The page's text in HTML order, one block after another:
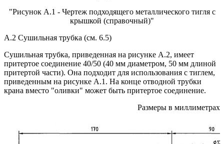
"Рисунок А.1 - Чертеж подходящего металлического тигля с
крышкой (справочный)"
А.2 Сушильная трубка (см. 6.5)
Сушильная трубка, приведенная на рисунке А.2, имеет
притертое соединение 40/50 (40 мм диаметром, 50 мм длиной
притертой части). Она подходит для использования с тиглем,
приведенным на рисунке А.1. На конце отводной трубки
крана вместо "оливки" может быть притертое соединение.
Размеры в миллиметрах